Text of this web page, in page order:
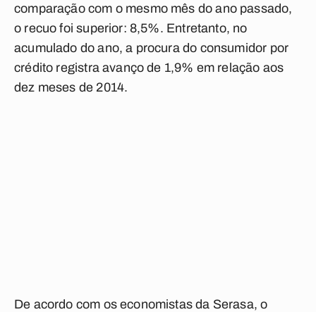
comparação com o mesmo mês do ano passado,
o recuo foi superior: 8,5%. Entretanto, no
acumulado do ano, a procura do consumidor por
crédito registra avanço de 1,9% em relação aos
dez meses de 2014.
De acordo com os economistas da Serasa, o